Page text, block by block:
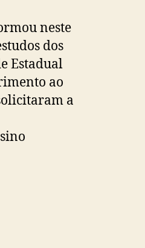
neste
dos
Estadual
ao
a